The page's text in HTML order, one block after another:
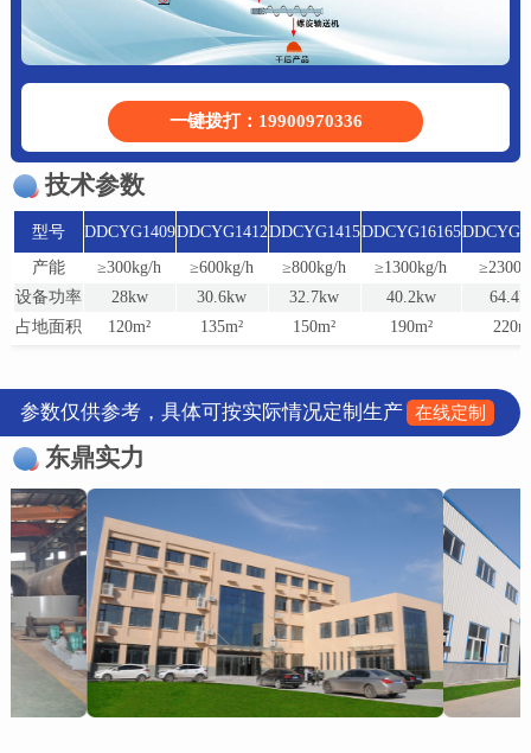
一键拨打：19900970336
技术参数
型号 DDCYG1409DDCYG1412DDCYG1415DDCYG16165
产能
≥300kg/h ≥600kg/h ≥800kg/h ≥1300kg/h
设备功率
28kw 30.6kw 32.7kw 40.2kw
占地面积
120m² 135m² 150m² 190m²
参数仅供参考，具体可按实际情况定制生产 在线定制
东鼎实力